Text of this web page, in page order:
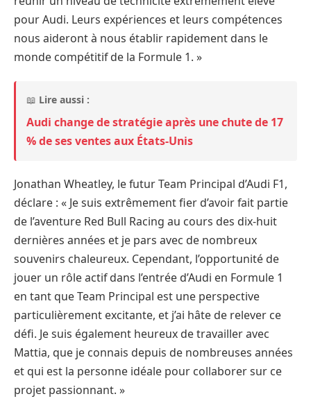
pour Audi. Leurs expériences et leurs compétences
nous aideront à nous établir rapidement dans le
monde compétitif de la Formule 1. »
📖 Lire aussi :
Audi change de stratégie après une chute de 17
% de ses ventes aux États-Unis
Jonathan Wheatley, le futur Team Principal d’Audi F1,
déclare : « Je suis extrêmement fier d’avoir fait partie
de l’aventure Red Bull Racing au cours des dix-huit
dernières années et je pars avec de nombreux
souvenirs chaleureux. Cependant, l’opportunité de
jouer un rôle actif dans l’entrée d’Audi en Formule 1
en tant que Team Principal est une perspective
particulièrement excitante, et j’ai hâte de relever ce
défi. Je suis également heureux de travailler avec
Mattia, que je connais depuis de nombreuses années
et qui est la personne idéale pour collaborer sur ce
projet passionnant. »